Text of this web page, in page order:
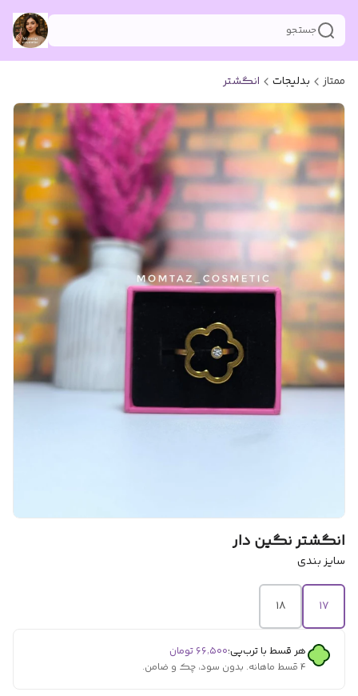
جستجو
ممتاز بدلیجات انگشتر
انگشتر نگین دار
سایز بندی
۱۷ ۱۸
هر قسط با ترب‌پی:۶۶٬۵۰۰ تومان
۴ قسط ماهانه. بدون سود، چک و ضامن.